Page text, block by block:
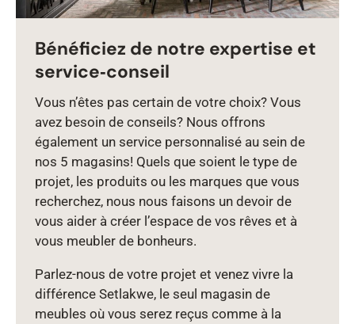
Bénéficiez de notre expertise et
service‑conseil
Vous n’êtes pas certain de votre choix? Vous
avez besoin de conseils? Nous offrons
également un service personnalisé au sein de
nos 5 magasins! Quels que soient le type de
projet, les produits ou les marques que vous
recherchez, nous nous faisons un devoir de
vous aider à créer l’espace de vos rêves et à
vous meubler de bonheurs.
Parlez‑nous de votre projet et venez vivre la
différence Setlakwe, le seul magasin de
meubles où vous serez reçus comme à la